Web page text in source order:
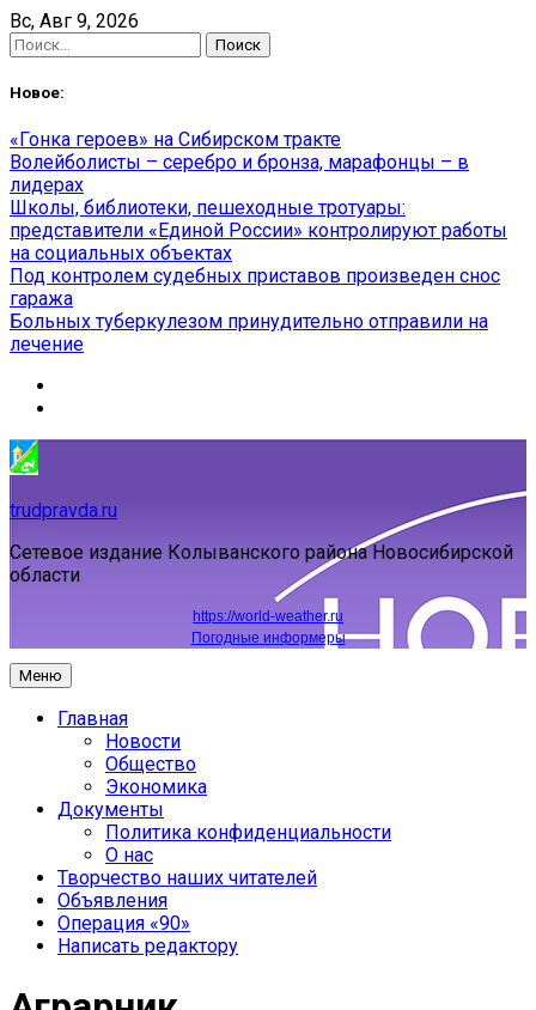
Skip
to
content
Вс, Авг 9, 2026
Найти:
Новое:
«Гонка героев» на Сибирском тракте
Волейболисты – серебро и бронза, марафонцы – в
лидерах
Школы, библиотеки, пешеходные тротуары:
представители «Единой России» контролируют работы
на социальных объектах
Под контролем судебных приставов произведен снос
гаража
Больных туберкулезом принудительно отправили на
лечение
trudpravda.ru
Сетевое издание Колыванского района Новосибирской
области
https://world-weather.ru
Погодные информеры
Меню
Главная
Новости
Общество
Экономика
Документы
Политика конфиденциальности
О нас
Творчество наших читателей
Объявления
Операция «90»
Написать редактору